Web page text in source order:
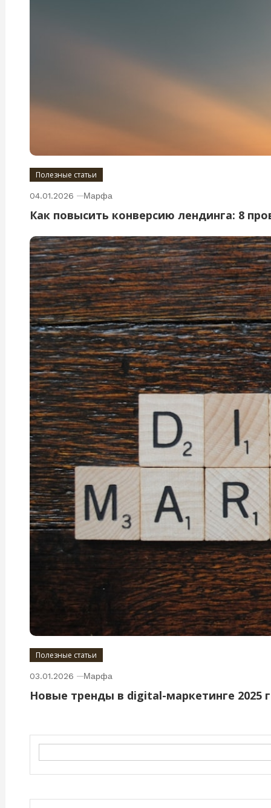
Полезные статьи
04.01.2026 Марфа
Как повысить конверсию лендинга: 8
Полезные статьи
03.01.2026 Марфа
Новые тренды в digital-маркетинге 2025